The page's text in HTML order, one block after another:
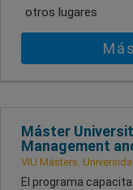
otros lugares
Máster
Management
VIU Másters.
El programa